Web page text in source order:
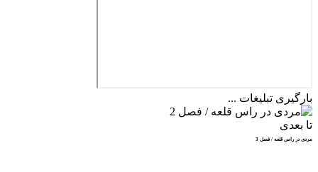
بارگیری تبلیغات ...
تا بعدی
مردی در راس قلعه / فصل 3